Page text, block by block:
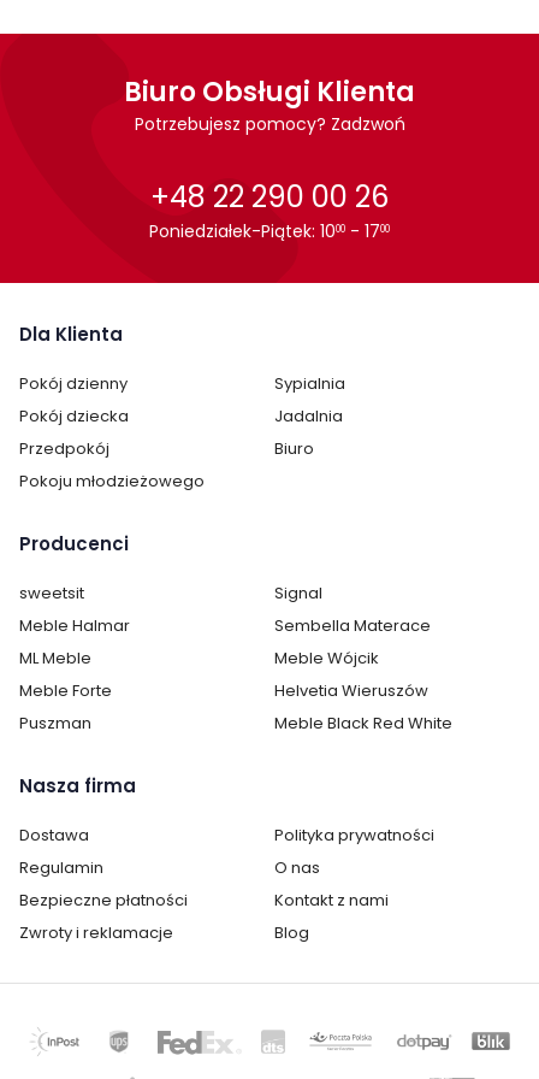
Cechy charakterystyczne
Szerokość:
Wysokość:
Głębokość: 42 cm
Kolor drewna: Jasny dąb
Wykonanie:
drewniane lub
Oświetlenie: opcjonalne
Styl: nowoczesny
Biuro Obsługi Klienta
Potrzebujesz pomocy? Zadzwoń
+48 22 290 00 26
Poniedziałek-Piątek: 1000 - 1700
Dla Klienta
Pokój dzienny
Sypialnia
Pokój dziecka
Jadalnia
Przedpokój
Biuro
Pokoju młodzieżowego
Producenci
sweetsit
Signal
Meble Halmar
Sembella Materace
ML Meble
Meble Wójcik
Meble Forte
Helvetia Wieruszów
Puszman
Meble Black Red White
Nasza firma
Dostawa
Polityka prywatności
Regulamin
O nas
Bezpieczne płatności
Kontakt z nami
Zwroty i reklamacje
Blog